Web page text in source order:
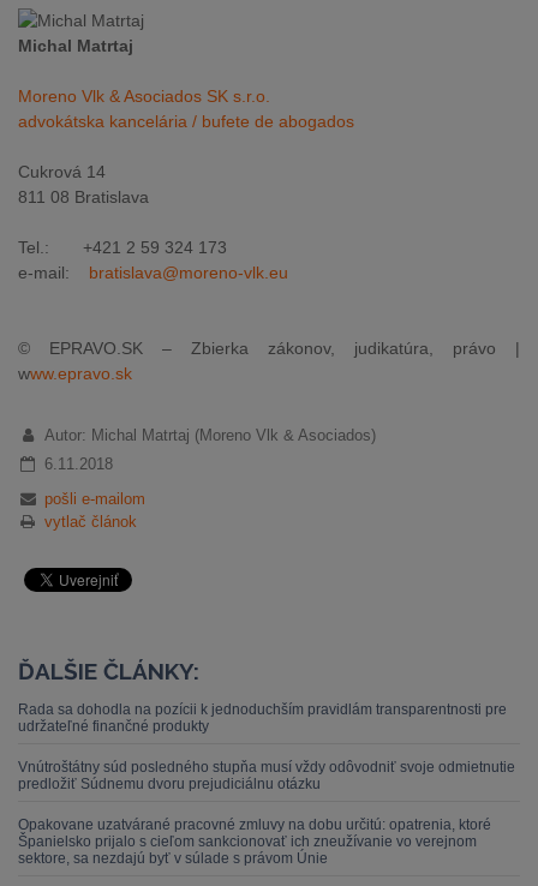
Michal Matrtaj
Moreno Vlk & Asociados SK s.r.o.
advokátska kancelária / bufete de abogados
Cukrová 14
811 08 Bratislava
Tel.: +421 2 59 324 173
e-mail: bratislava@moreno-vlk.eu
© EPRAVO.SK – Zbierka zákonov, judikatúra, právo |
www.epravo.sk
Autor: Michal Matrtaj (Moreno Vlk & Asociados)
6.11.2018
pošli e-mailom
vytlač článok
ĎALŠIE ČLÁNKY:
Rada sa dohodla na pozícii k jednoduchším pravidlám transparentnosti pre
udržateľné finančné produkty
Vnútroštátny súd posledného stupňa musí vždy odôvodniť svoje odmietnutie
predložiť Súdnemu dvoru prejudiciálnu otázku
Opakovane uzatvárané pracovné zmluvy na dobu určitú: opatrenia, ktoré
Španielsko prijalo s cieľom sankcionovať ich zneužívanie vo verejnom
sektore, sa nezdajú byť v súlade s právom Únie